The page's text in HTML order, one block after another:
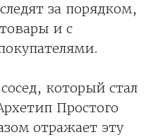
за порядком,
и с
который стал
Простого
отражает эту